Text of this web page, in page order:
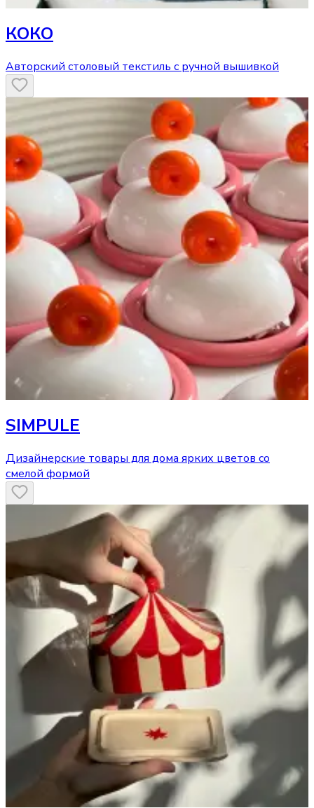
КОКО
Авторский столовый текстиль с ручной вышивкой
SIMPULE
Дизайнерские товары для дома ярких цветов со
смелой формой